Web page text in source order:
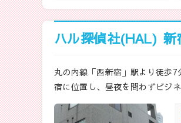
ハル探偵社(HAL) 新
丸の内線「西新宿」駅より徒歩
宿に位置し、昼夜を問わずビジ